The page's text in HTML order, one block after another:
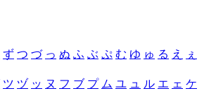
ず つ づ っ ぬ ふ ぶ ぷ む ゆ ゅ る え ぇ
ツ ヅ ッ ヌ フ ブ プ ム ユ ュ ル エ ェ ケ